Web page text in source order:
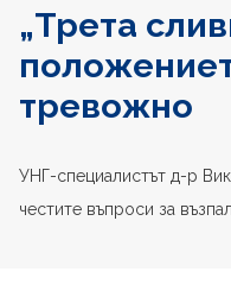
„Трета
тревожно
УНГ-специалистът д-р
честите въпроси за